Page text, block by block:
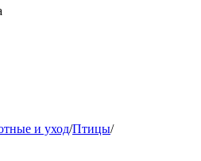
и уход/Птицы/